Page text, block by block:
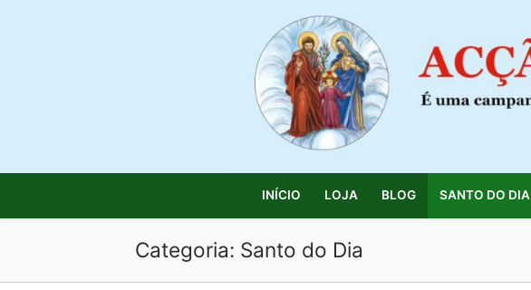
INÍCIO LOJA BLOG SANTO DO DIA
Categoria: Santo do Dia